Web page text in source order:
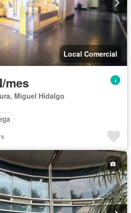
Local Comercial
mes
Miguel Hidalgo